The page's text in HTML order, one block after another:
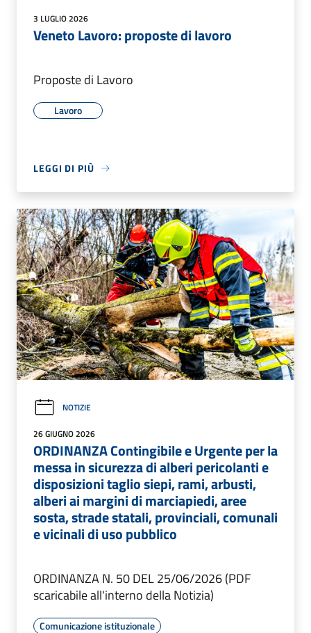
3 LUGLIO 2026
Veneto Lavoro: proposte di lavoro
Proposte di Lavoro
Lavoro
LEGGI DI PIÙ
NOTIZIE
26 GIUGNO 2026
ORDINANZA Contingibile e Urgente per la
messa in sicurezza di alberi pericolanti e
disposizioni taglio siepi, rami, arbusti,
alberi ai margini di marciapiedi, aree
sosta, strade statali, provinciali, comunali
e vicinali di uso pubblico
ORDINANZA N. 50 DEL 25/06/2026 (PDF
scaricabile all'interno della Notizia)
Comunicazione istituzionale